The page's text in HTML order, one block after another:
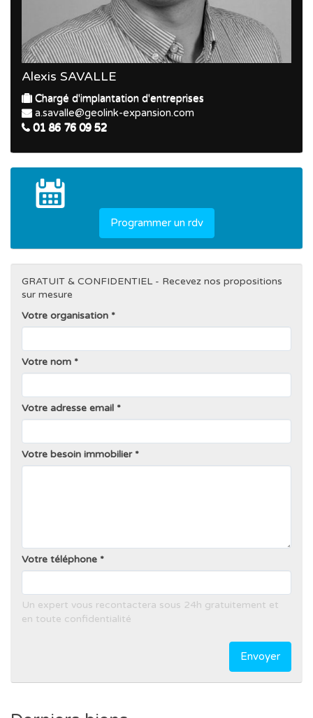
Alexis SAVALLE
Chargé d'implantation d'entreprises
a.savalle@geolink-expansion.com
01 86 76 09 52
Programmer un rdv
GRATUIT & CONFIDENTIEL - Recevez nos propositions
sur mesure
Votre organisation
Votre nom
Votre adresse email
Votre besoin immobilier
Votre téléphone
Un expert vous recontactera sous 24h gratuitement et
en toute confidentialité
Envoyer